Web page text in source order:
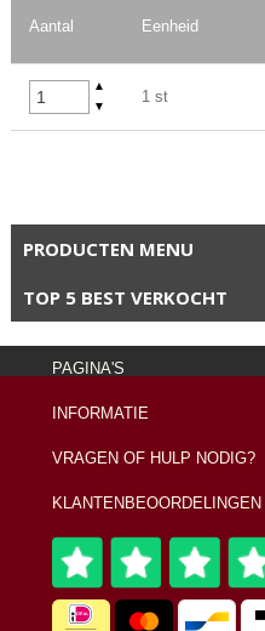
Aantal Eenheid
▲
▼
1 st
PRODUCTEN MENU
TOP 5 BEST VERKOCHT
PAGINA'S
INFORMATIE
VRAGEN OF HULP NODIG?
KLANTENBEOORDELINGEN